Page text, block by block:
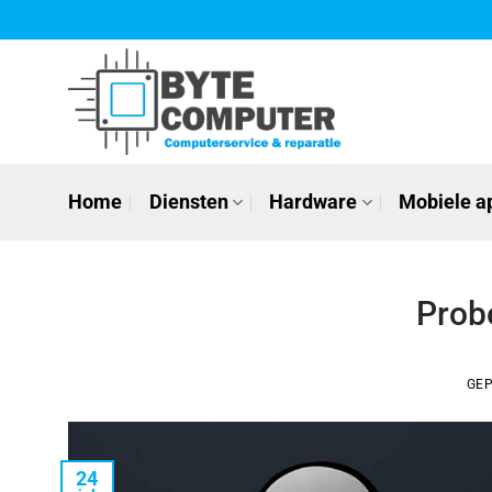
naar
Home Diensten Hardware Mobiele
24